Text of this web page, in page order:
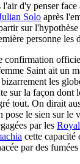
d'y penser face
Solo après
sur
personne les
confirmation
Saint ait un
les
sur la façon dont
tout. On dirait
le sien sur le
par les
cette capacité
par des